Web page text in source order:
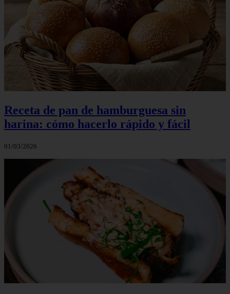
Receta de pan de hamburguesa sin
harina: cómo hacerlo rápido y fácil
01/03/2026